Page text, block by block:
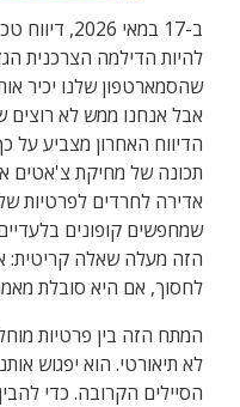
ב-17 במאי
להיות הדילמה הצרכנית
שהסמארטפון שלנו יכיר
אבל אנחנו ממש לא רוצים
הדיווח האחרון מצביע על
תכונה של מחיקת צ'אטים
אדירה לחרדים לפרטיות
שמחפשים קופונים
הזה מעלה שאלה קריטית:
לחסוך, אם היא סובלת
המתח הזה בין פרטיות
לא תיאורטי. הוא יפגוש
הסיילים הקרובה. כדי